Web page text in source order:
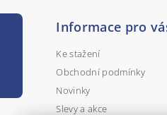
Informace pro
Ke stažení
Obchodní podmínky
Novinky
Slevy a akce